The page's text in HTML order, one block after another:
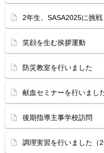
2年生、SASA2025に挑戦
笑顔を生む挨拶運動
防災教室を行いました
献血セミナーを行いまし
後期指導主事学校訪問
調理実習を行いました（2